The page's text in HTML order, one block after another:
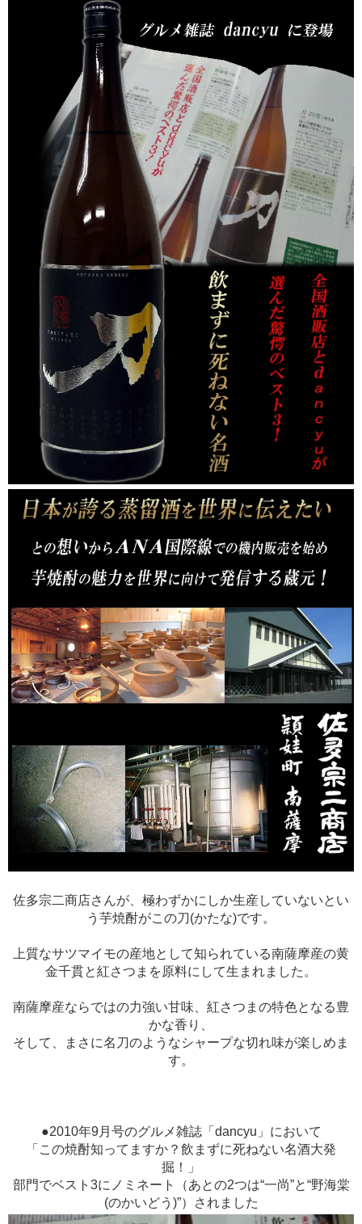
佐多宗二商店さんが、極わずかにしか生産していないとい
う芋焼酎がこの刀(かたな)です。
上質なサツマイモの産地として知られている南薩摩産の黄
金千貫と紅さつまを原料にして生まれました。
南薩摩産ならではの力強い甘味、紅さつまの特色となる豊
かな香り、
そして、まさに名刀のようなシャープな切れ味が楽しめま
す。
●2010年9月号のグルメ雑誌「dancyu」において
「この焼酎知ってますか？飲まずに死ねない名酒大発
掘！」
部門でベスト3にノミネート（あとの2つは“一尚”と“野海棠
(のかいどう)”）されました